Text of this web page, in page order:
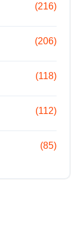
(216)
(206)
(118)
(112)
(85)